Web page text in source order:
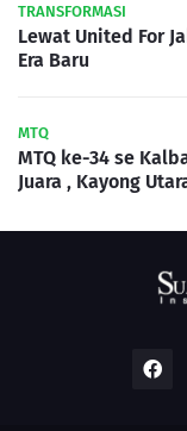
TRANSFORMASI
Lewat United For
Era Baru
MTQ
MTQ ke-34 se
Juara , Kayong